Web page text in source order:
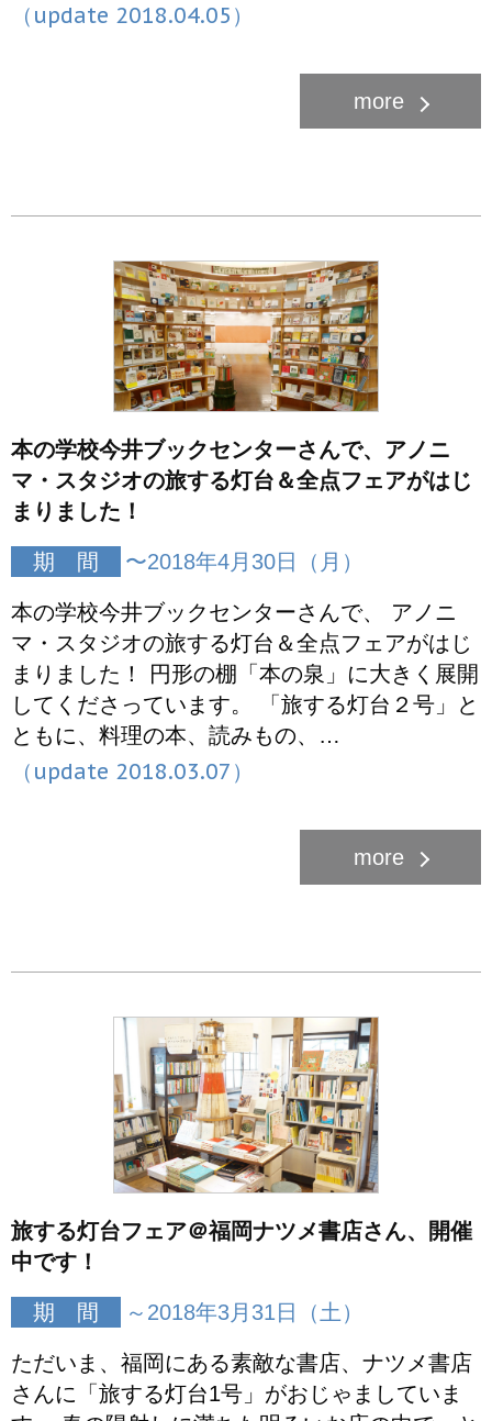
（update 2018.04.05）
本の学校今井ブックセンターさんで、アノニ
マ・スタジオの旅する灯台＆全点フェアがはじ
まりました！
期 間 〜2018年4月30日（月）
本の学校今井ブックセンターさんで、 アノニ
マ・スタジオの旅する灯台＆全点フェアがはじ
まりました！ 円形の棚「本の泉」に大きく展開
してくださっています。 「旅する灯台２号」と
ともに、料理の本、読みもの、…
（update 2018.03.07）
旅する灯台フェア＠福岡ナツメ書店さん、開催
中です！
期 間 ～2018年3月31日（土）
ただいま、福岡にある素敵な書店、ナツメ書店
さんに「旅する灯台1号」がおじゃましていま